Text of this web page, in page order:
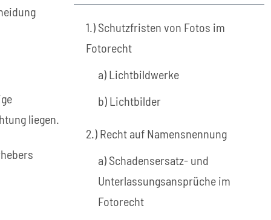
liegen.
1.) Schutzfristen von Fotos im
Fotorecht
a) Lichtbildwerke
b) Lichtbilder
2.) Recht auf Namensnennung
a) Schadensersatz- und
Unterlassungsansprüche im
Fotorecht